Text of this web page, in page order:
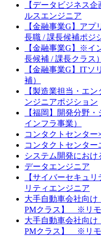
【データビジネス
ルスエンジニア
【金融事業G】ア
長職 / 課長候補ポジ
【金融事業G】※イ
長候補 / 課長クラス）
【金融事業G】IT
補）
【製造業担当・エ
ンジニアポジション
【福岡】開発分野
インフラ事業）
コンタクトセンター
コンタクトセンター
システム開発におけ
データエンジニア
【サイバーセキュ
リティエンジニア
大手自動車会社向
PMクラス】 ※リ
大手自動車会社向
PMクラス】 ※リ